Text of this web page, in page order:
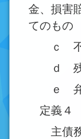
金、損害
てのもの
ｃ 不
ｄ 残
ｅ 弁済
定義４
主債務